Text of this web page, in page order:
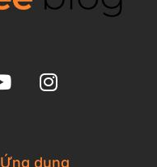
Ứng dụng